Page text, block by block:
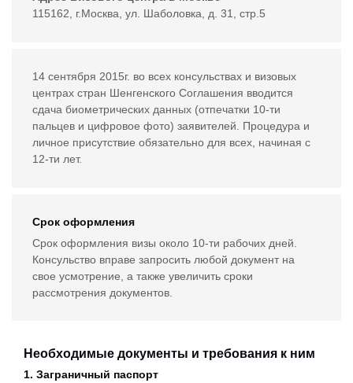
115162, г.Москва, ул. Шаболовка, д. 31, стр.5
14 сентября 2015г. во всех консульствах и визовых
центрах стран Шенгенского Соглашения вводится
сдача биометрических данных (отпечатки 10-ти
пальцев и цифровое фото) заявителей. Процедура и
личное присутствие обязательно для всех, начиная с
12-ти лет.
Срок оформления
Срок оформления визы около 10-ти рабочих дней.
Консульство вправе запросить любой документ на
свое усмотрение, а также увеличить сроки
рассмотрения документов.
Необходимые документы и требования к ним
1. Заграничный паспорт